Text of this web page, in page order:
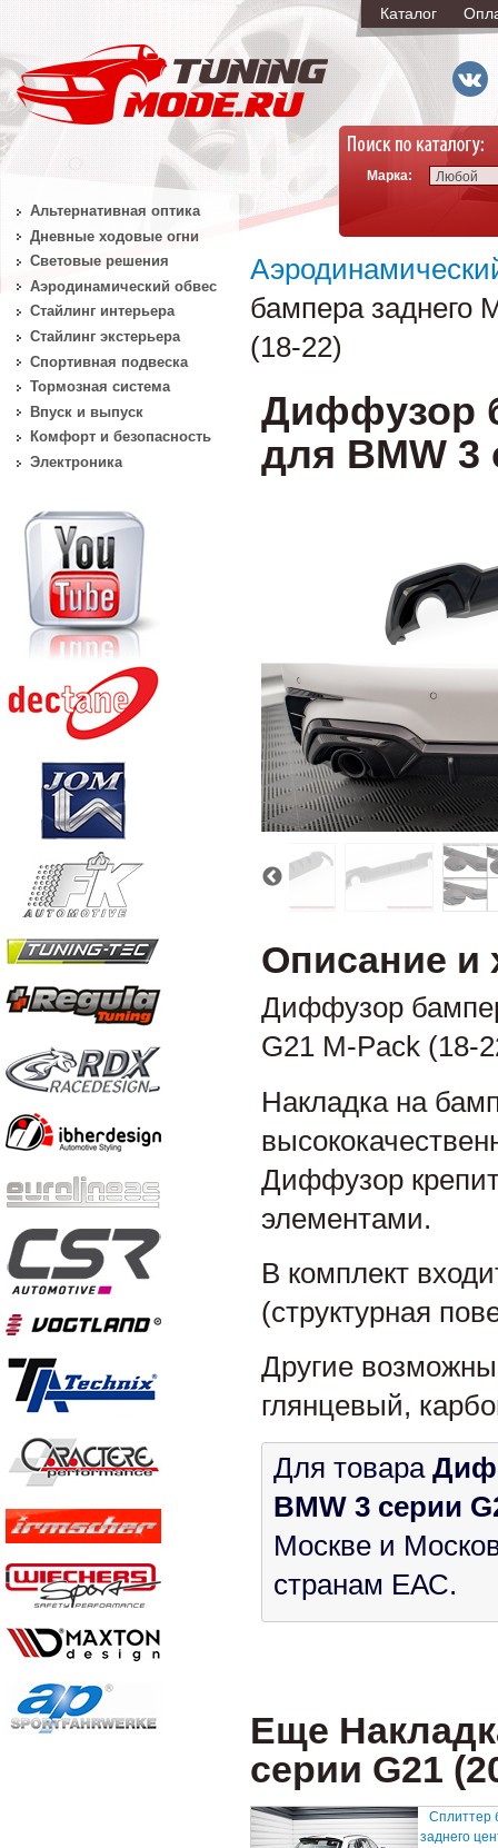
Каталог
Марка: Любой
бампера заднего
(18-22)
Диффузор
для BMW 3
Описание и
Диффузор
G21 M-Pack (18-
Накладка на
Диффузор
элементами.
В комплект
(структурная
Другие
глянцевый,
Для товара
BMW 3 серии
Москве и
странам ЕАС.
Еще
серии G21
Сплиттер
заднего
Альтернативная оптика
Дневные ходовые огни
Световые решения
Аэродинамический обвес
Стайлинг интерьера
Стайлинг экстерьера
Спортивная подвеска
Тормозная система
Впуск и выпуск
Комфорт и безопасность
Электроника